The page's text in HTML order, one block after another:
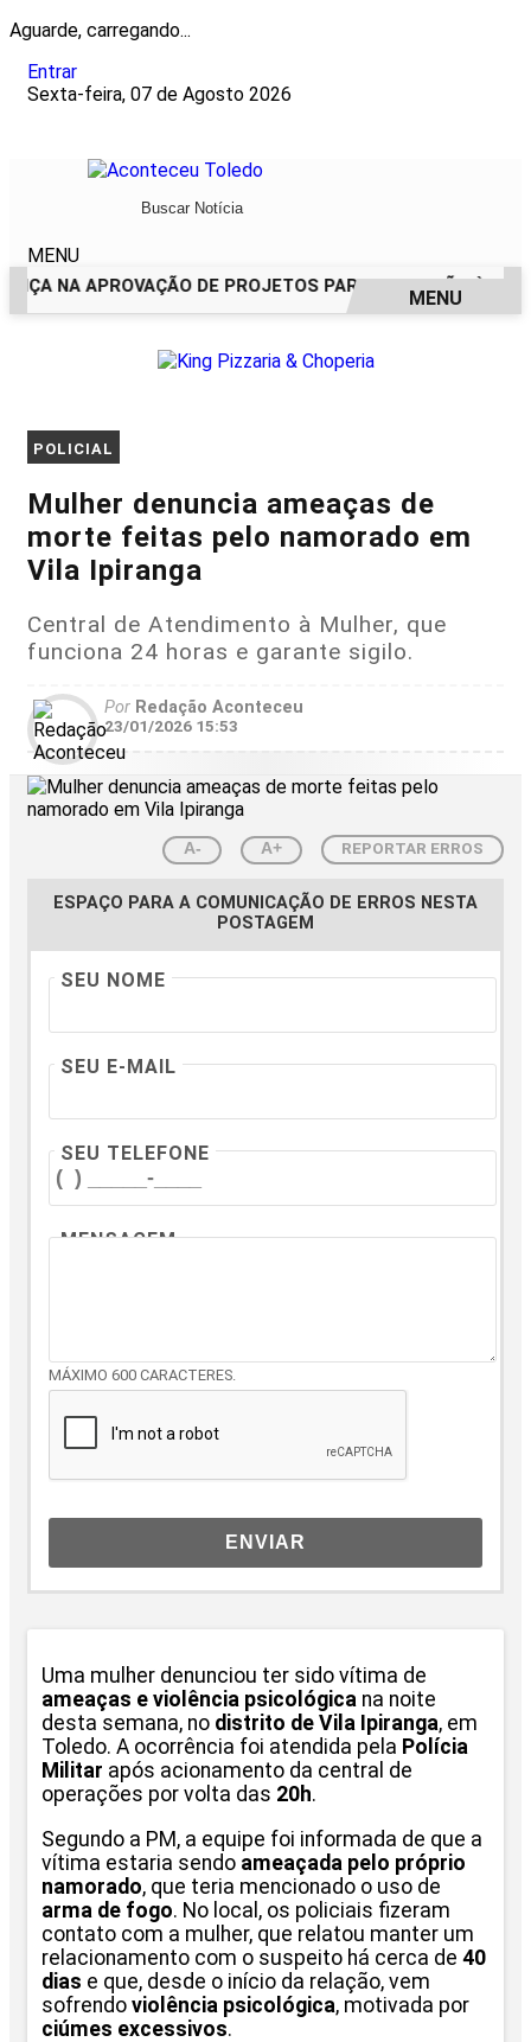
Aguarde, carregando...
Entrar
Sexta-feira, 07 de Agosto 2026
MENU
NA APROVAÇÃO DE PROJETOS PARA PROTEÇÃO ÀS
EM ALTA
MENU
POLICIAL
Mulher denuncia ameaças de
morte feitas pelo namorado em
Vila Ipiranga
Central de Atendimento à Mulher, que
funciona 24 horas e garante sigilo.
Por Redação Aconteceu
23/01/2026 15:53
A- A+ REPORTAR ERROS
ESPAÇO PARA A COMUNICAÇÃO DE ERROS NESTA
POSTAGEM
SEU NOME
SEU E-MAIL
SEU TELEFONE
MENSAGEM
MÁXIMO 600 CARACTERES.
ENVIAR
Uma mulher denunciou ter sido vítima de
ameaças e violência psicológica na noite
desta semana, no distrito de Vila Ipiranga, em
Toledo. A ocorrência foi atendida pela Polícia
Militar após acionamento da central de
operações por volta das 20h.
Segundo a PM, a equipe foi informada de que a
vítima estaria sendo ameaçada pelo próprio
namorado, que teria mencionado o uso de
arma de fogo. No local, os policiais fizeram
contato com a mulher, que relatou manter um
relacionamento com o suspeito há cerca de 40
dias e que, desde o início da relação, vem
sofrendo violência psicológica, motivada por
ciúmes excessivos.